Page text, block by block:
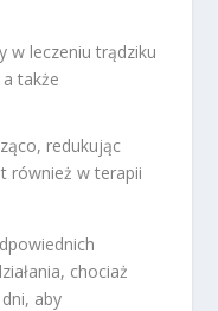
w leczeniu trądziku
a także
redukując
również w terapii
chociaż
aby